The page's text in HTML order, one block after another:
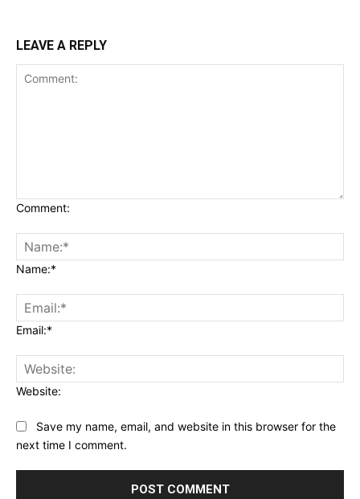
LEAVE A REPLY
Comment:
Name:*
Email:*
Website:
Save my name, email, and website in this browser for the
next time I comment.